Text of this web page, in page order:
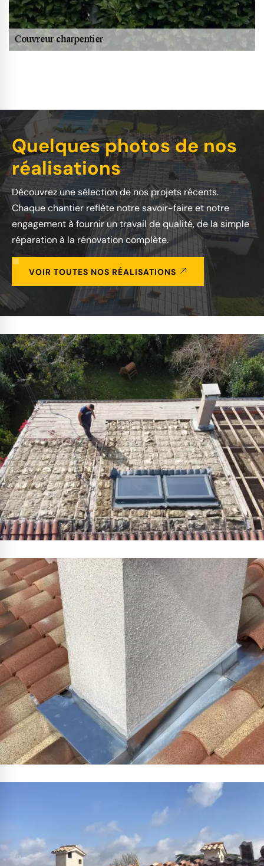
Quelques photos de nos
réalisations
Découvrez une sélection de nos projets récents.
Chaque chantier reflète notre savoir-faire et notre
engagement à fournir un travail de qualité, de la simple
réparation à la rénovation complète.
VOIR TOUTES NOS RÉALISATIONS